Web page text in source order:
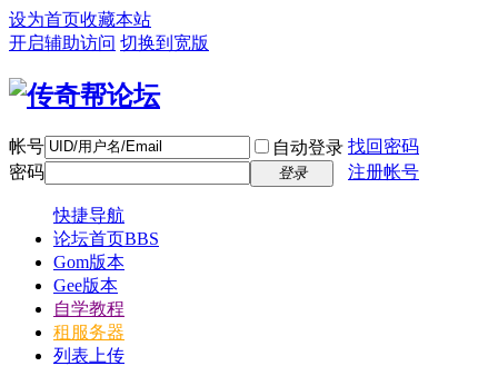
设为首页收藏本站
开启辅助访问 切换到宽版
帐号 自动登录 找回密码
密码
登录 注册帐号
快捷导航
论坛首页BBS
Gom版本
Gee版本
自学教程
租服务器
列表上传